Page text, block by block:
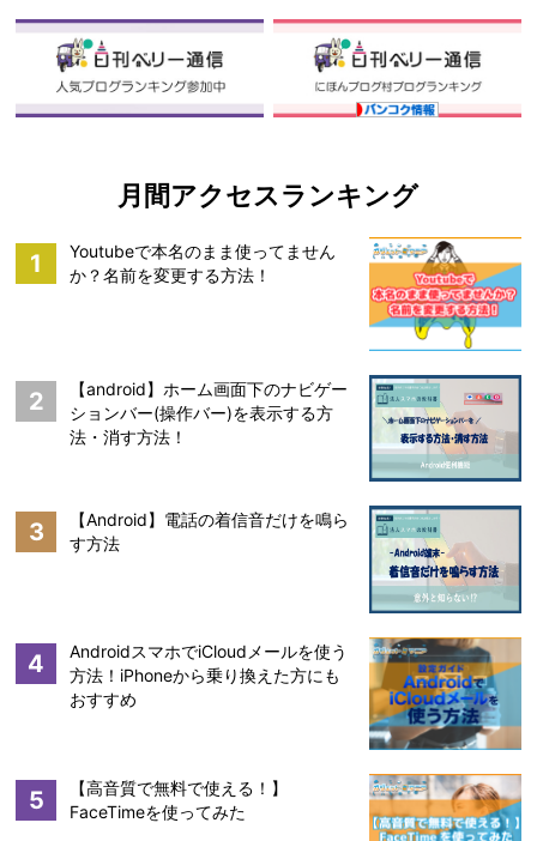
月間アクセスランキング
1
Youtubeで本名のまま使ってません
か？名前を変更する方法！
2
【android】ホーム画面下のナビゲー
ションバー(操作バー)を表示する方
法・消す方法！
3
【Android】電話の着信音だけを鳴ら
す方法
4
AndroidスマホでiCloudメールを使う
方法！iPhoneから乗り換えた方にも
おすすめ
5
【高音質で無料で使える！】
FaceTimeを使ってみた